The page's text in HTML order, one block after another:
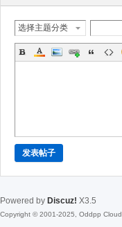
选择主题分类
发表帖子
Powered by Discuz! X3.5
Copyright © 2001-2025, Oddpp Cloud.